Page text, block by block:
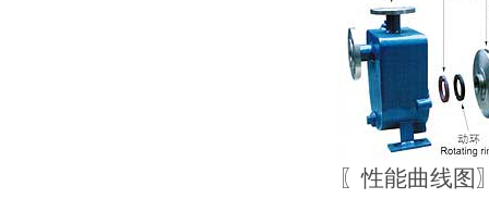
〖性能曲线图